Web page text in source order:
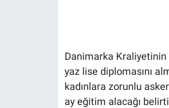
Danimarka Kraliyetinin
yaz lise diplomasını
kadınlara zorunlu
ay eğitim alacağı